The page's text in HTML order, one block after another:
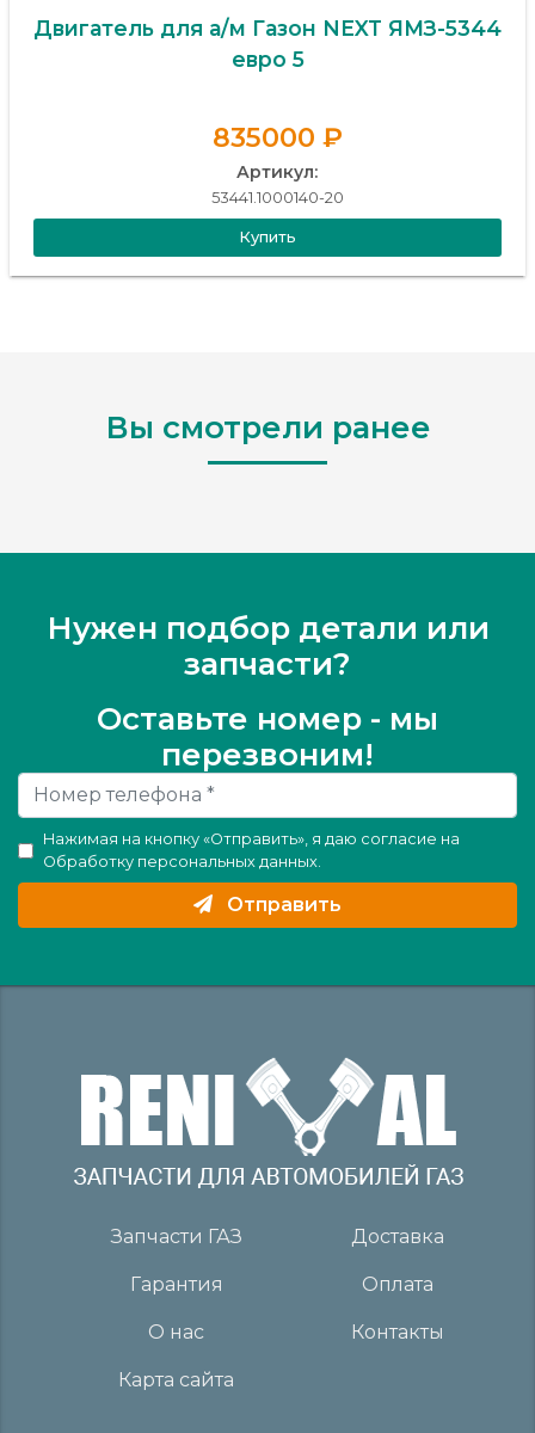
Двигатель для а/м Газон NEXT ЯМЗ-5344
евро 5
835000 ₽
Артикул:
53441.1000140-20
Купить
Вы смотрели ранее
Нужен подбор детали или
запчасти?
Оставьте номер - мы
перезвоним!
Нажимая на кнопку «Отправить», я даю согласие на
Обработку персональных данных.
Отправить
Запчасти ГАЗ Доставка
Гарантия Оплата
О нас Контакты
Карта сайта